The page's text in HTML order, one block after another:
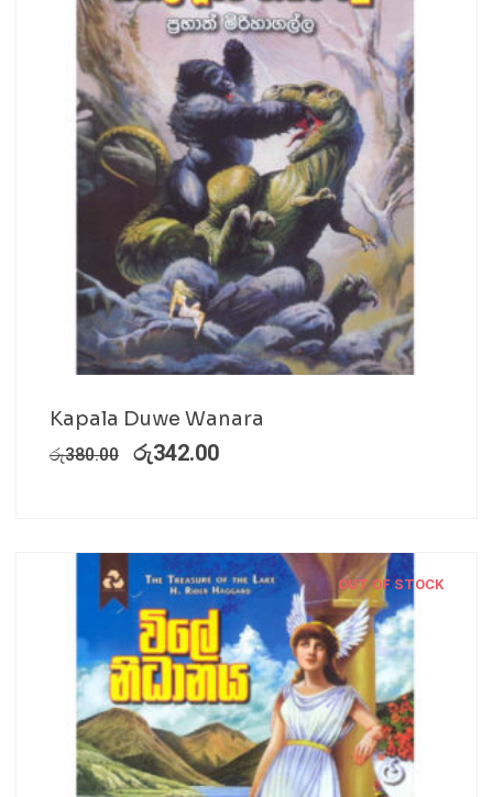
Kapala Duwe Wanara
රු380.00 රු342.00
OUT OF STOCK